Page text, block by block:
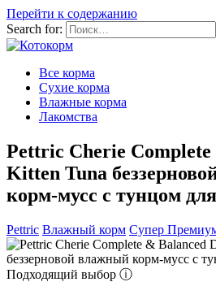
Перейти к содержанию
Search for:
Все корма
Сухие корма
Влажные корма
Лакомства
Pettric Cherie
Kitten Tuna
корм-мусс с тунцом
Pettric Влажный корм Супер
Подходящий выбор ⓘ